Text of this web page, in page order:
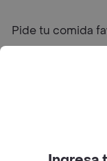
Pide tu comida
Sobre Rappi